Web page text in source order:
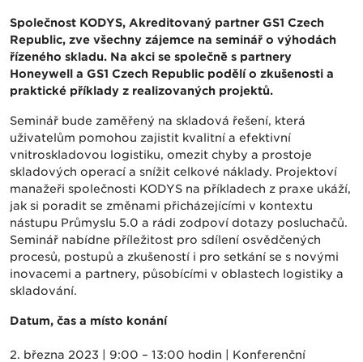
Společnost KODYS, Akreditovaný partner GS1 Czech
Republic, zve všechny zájemce na seminář o výhodách
řízeného skladu. Na akci se společně s partnery
Honeywell a GS1 Czech Republic podělí o zkušenosti a
praktické příklady z realizovaných projektů.
Seminář bude zaměřený na skladová řešení, která
uživatelům pomohou zajistit kvalitní a efektivní
vnitroskladovou logistiku, omezit chyby a prostoje
skladových operací a snížit celkové náklady. Projektoví
manažeři společnosti KODYS na příkladech z praxe ukáží,
jak si poradit se změnami přicházejícími v kontextu
nástupu Průmyslu 5.0 a rádi zodpoví dotazy posluchačů.
Seminář nabídne příležitost pro sdílení osvědčených
procesů, postupů a zkušeností i pro setkání se s novými
inovacemi a partnery, působícími v oblastech logistiky a
skladování.
Datum, čas a místo konání
2. března 2023 | 9:00 – 13:00 hodin | Konferenční